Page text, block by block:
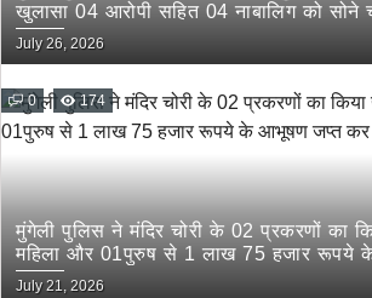
खुलासा 04 आरोपी सहित 04 नाबालिग को सोने
किया गिरफ्तार
July 26, 2026
0 174
मुंगेली पुलिस ने मंदिर चोरी के 02 प्रकरणों का
महिला और 01पुरुष से 1 लाख 75 हजार रूपये
भेजा जेल
July 21, 2026